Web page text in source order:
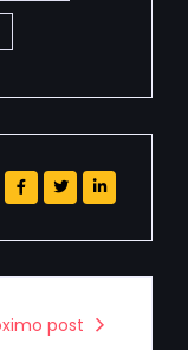
post